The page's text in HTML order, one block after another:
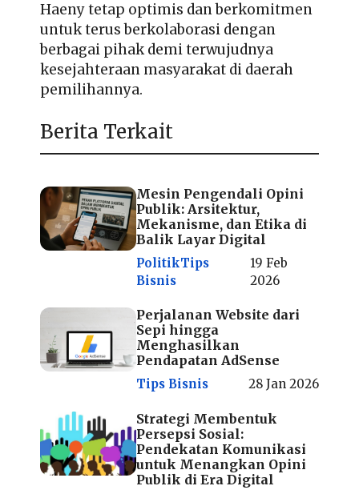
Haeny tetap optimis dan berkomitmen
untuk terus berkolaborasi dengan
berbagai pihak demi terwujudnya
kesejahteraan masyarakat di daerah
pemilihannya.
Berita Terkait
Mesin Pengendali Opini
Publik: Arsitektur,
Mekanisme, dan Etika di
Balik Layar Digital
PolitikTips
Bisnis
19 Feb
2026
Perjalanan Website dari
Sepi hingga
Menghasilkan
Pendapatan AdSense
Tips Bisnis 28 Jan 2026
Strategi Membentuk
Persepsi Sosial:
Pendekatan Komunikasi
untuk Menangkan Opini
Publik di Era Digital